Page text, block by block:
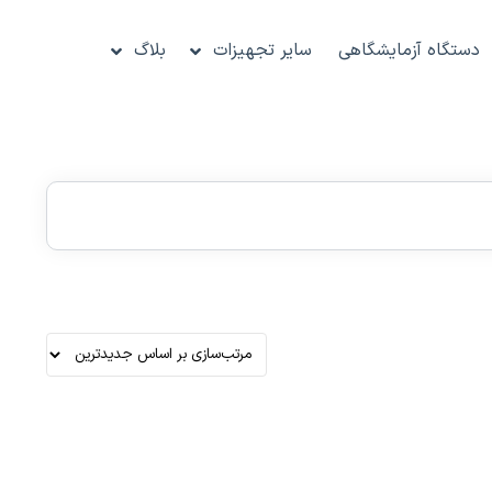
دستگاه آزمایشگاهی سایر تجهیزات
بلاگ